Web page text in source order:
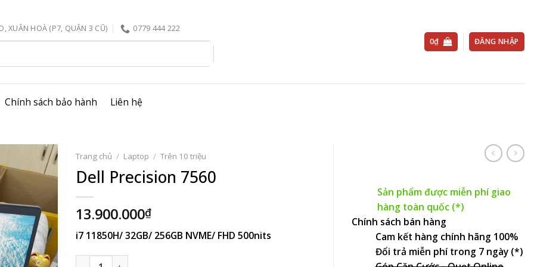
XUÂN HOÀ (P7, QUẬN 3 CŨ)
0779 444 222
0₫ ĐĂNG NHẬP
Chính sách bảo hành Liên hệ
Trang chủ / Laptop / Trên 10 triệu
Dell Precision 7560
13.900.000₫
i7 11850H/ 32GB/ 256GB NVME/ FHD 500nits
Dell Precision 7560 số lượng
Sản phẩm được miễn phí giao
hàng toàn quốc (*)
Chính sách bán hàng
Cam kết hàng chính hãng 100%
Đổi trả miễn phí trong 7 ngày (*)